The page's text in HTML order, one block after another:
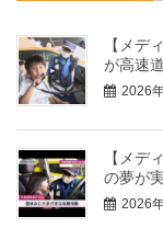
【メデ
が高速
2026
【メデ
の夢が実
2026